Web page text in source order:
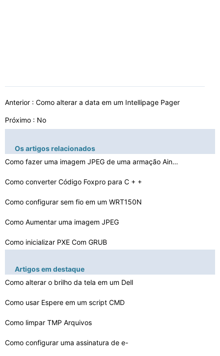
Anterior : Como alterar a data em um Intellipage Pager
Próximo : No
Os artigos relacionados
Como fazer uma imagem JPEG de uma armação Ainda em um…
Como converter Código Foxpro para C + +
Como configurar sem fio em um WRT150N
Como Aumentar uma imagem JPEG
Como inicializar PXE Com GRUB
Como corrigir Glitches para FSX
Como fazer um PLS Playlist em um Mac
Como instalar arquivos AUP em EAX
Artigos em destaque
Como alterar o brilho da tela em um Dell
Como usar Espere em um script CMD
Como limpar TMP Arquivos
Como configurar uma assinatura de e-